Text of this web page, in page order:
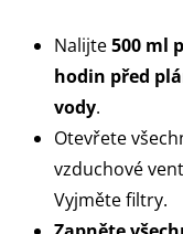
Nalijte500 ml
hodin před
vody.
Otevřete
vzduchové
Vyjměte filtry.